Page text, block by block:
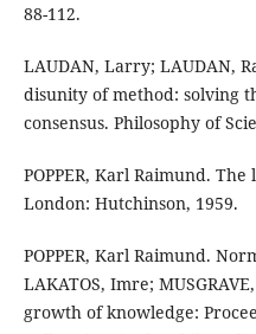
88-112.
LAUDAN, Larry; LAUDAN,
disunity of method: solving
consensus. Philosophy of
POPPER, Karl Raimund.
London: Hutchinson, 1959.
POPPER, Karl Raimund.
LAKATOS, Imre;
growth of knowledge: